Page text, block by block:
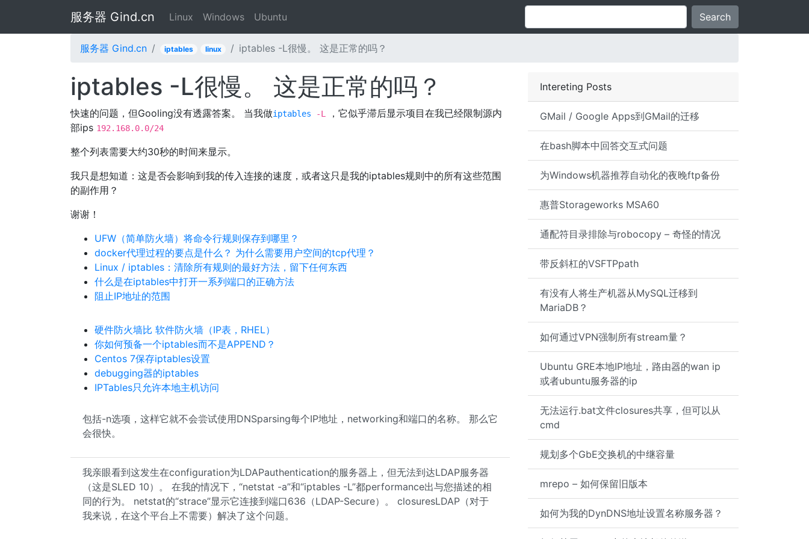
服务器 Gind.cn Linux Windows Ubuntu Search
服务器 Gind.cn iptables linux iptables -L很慢。 这是正常的吗？
Intereting Posts
GMail / Google Apps到GMail的迁移
在bash脚本中回答交互式问题
为Windows机器推荐自动化的夜晚ftp备份
惠普Storageworks MSA60
通配符目录排除与robocopy – 奇怪的情况
带反斜杠的VSFTPpath
有没有人将生产机器从MySQL迁移到
MariaDB？
如何通过VPN强制所有stream量？
Ubuntu GRE本地IP地址，路由器的wan ip
或者ubuntu服务器的ip
无法运行.bat文件closures共享，但可以从
cmd
规划多个GbE交换机的中继容量
mrepo – 如何保留旧版本
如何为我的DynDNS地址设置名称服务器？
iptables -L很慢。 这是正常的吗？
快速的问题，但Gooling没有透露答案。 当我做iptables -L
，它似乎滞后显示项目在我已经限制源内
部ips 192.168.0.0/24
整个列表需要大约30秒的时间来显示。
我只是想知道：这是否会影响到我的传入连接的速度，或者这只是我的iptables规则中的所有这些范围
的副作用？
谢谢！
UFW（简单防火墙）将命令行规则保存到哪里？
docker代理过程的要点是什么？ 为什么需要用户空间的tcp代理？
Linux / iptables：清除所有规则的最好方法，留下任何东西
什么是在iptables中打开一系列端口的正确方法
阻止IP地址的范围
硬件防火墙比 软件防火墙（IP表，RHEL）
你如何预备一个iptables而不是APPEND？
Centos 7保存iptables设置
debugging器的iptables
IPTables只允许本地主机访问
包括-n选项，这样它就不会尝试使用DNSparsing每个IP地址，networking和端口的名称。 那么它
会很快。
我亲眼看到这发生在configuration为LDAPauthentication的服务器上，但无法到达LDAP服务器
（这是SLED 10）。 在我的情况下，“netstat -a”和“iptables -L”都performance出与您描述的相
同的行为。 netstat的“strace”显示它连接到端口636（LDAP-Secure）。 closuresLDAP（对​​于
我来说，在这个平台上不需要）解决了这个问题。